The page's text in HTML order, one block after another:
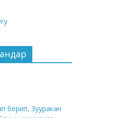
берип, Зууракан